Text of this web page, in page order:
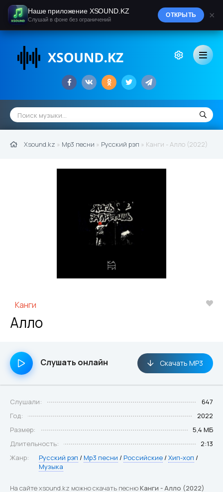
Xsound.kz » Mp3 песни » Русский рэп » Канги - Алло (2022)
Канги
Алло
Слушать онлайн Скачать MP3
Слушали:
647
Год:
2022
Размер:
5,4 МБ
Длительность:
2:13
Жанр:
Русский рэп / Mp3 песни / Российские /Хип-хоп /
Музыка
На сайте xsound.kz можно скачать песнюКанги - Алло (2022)
Наше приложение XSOUND.KZ
Слушай в фоне без ограничений
ОТКРЫТЬ ×